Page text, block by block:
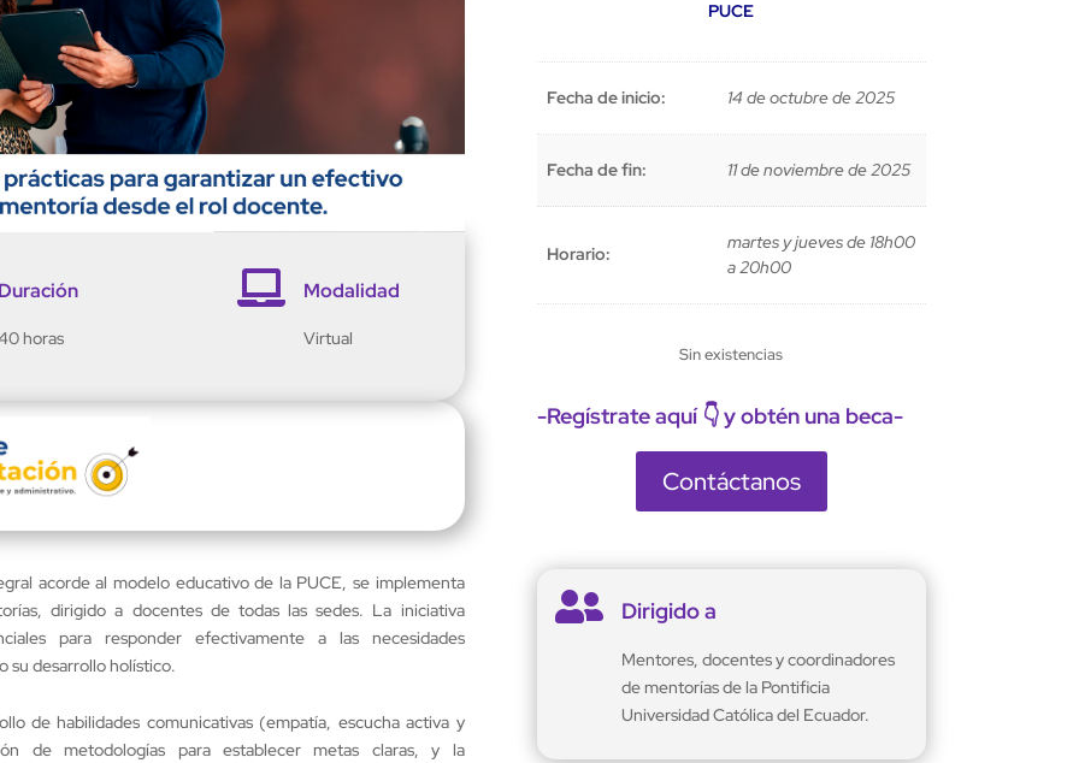
horas
 Modalidad
Virtual
PUCE
Fecha de inicio: 14 de octubre de 2025
Fecha de fin: 11 de noviembre de 2025
Horario:
martes y jueves de 18h00
a 20h00
Sin existencias
-Regístrate aquí 👇 y obtén una beca-
Contáctanos
acorde al modelo educativo de la PUCE, se implementa
dirigido a docentes de todas las sedes. La iniciativa
para responder efectivamente a las necesidades
su desarrollo holístico.
de habilidades comunicativas (empatía, escucha activa y
de metodologías para establecer metas claras, y la
 Dirigido a
Mentores, docentes y coordinadores
de mentorías de la Pontificia
Universidad Católica del Ecuador.